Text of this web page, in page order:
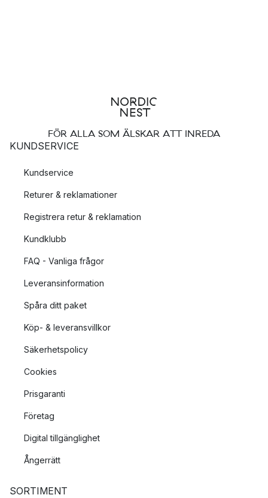
FÖR ALLA SOM ÄLSKAR ATT INREDA
KUNDSERVICE
Kundservice
Returer & reklamationer
Registrera retur & reklamation
Kundklubb
FAQ - Vanliga frågor
Leveransinformation
Spåra ditt paket
Köp- & leveransvillkor
Säkerhetspolicy
Cookies
Prisgaranti
Företag
Digital tillgänglighet
Ångerrätt
SORTIMENT